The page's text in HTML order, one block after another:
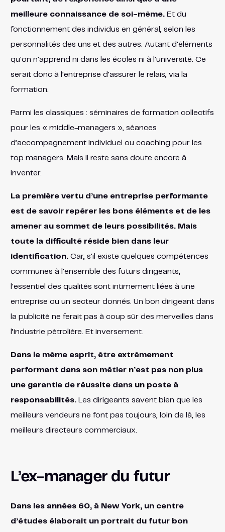
meilleure connaissance de soi-même.Et du
fonctionnement des individus en général, selon les
personnalités des uns et des autres. Autant d’éléments
qu’on n’apprend ni dans les écoles ni à l’université. Ce
serait donc à l’entreprise d’assurer le relais, via la
formation.
Parmi les classiques : séminaires de formation collectifs
pour les « middle-managers », séances
d’accompagnement individuel ou coaching pour les
top managers. Mais il reste sans doute encore à
inventer.
La première vertu d’une entreprise performante
est de savoir repérer les bons éléments et de les
amener au sommet de leurs possibilités. Mais
toute la difficulté réside bien dans leur
identification.Car, s’il existe quelques compétences
communes à l’ensemble des futurs dirigeants,
l’essentiel des qualités sont intimement liées à une
entreprise ou un secteur donnés. Un bon dirigeant dans
la publicité ne ferait pas à coup sûr des merveilles dans
l’industrie pétrolière. Et inversement.
Dans le même esprit, être extrêmement
performant dans son métier n’est pas non plus
une garantie de réussite dans un poste à
responsabilités.Les dirigeants savent bien que les
meilleurs vendeurs ne font pas toujours, loin de là, les
meilleurs directeurs commerciaux.
L’ex-manager du futur
Dans les années 60, à New York, un centre
d’études élaborait un portrait du futur bon